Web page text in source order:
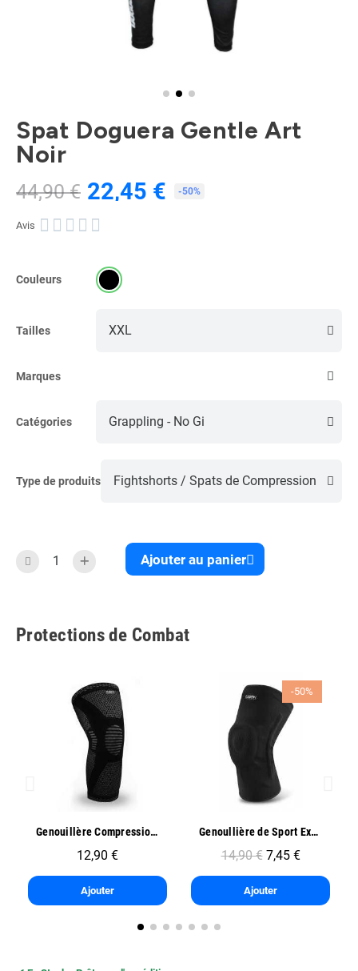
Spat Doguera Gentle Art
Noir
44,90 € 22,45 € -50%
Avis     
Couleurs
Tailles
Marques
Catégories
Type de produits
Ajouter au panier
Protections de Combat
Aperçu rapide Genouillère Compression Sport - Oben
12,90 €
Ajouter
Aperçu rapide
-50%
Genoullière de Sport Exo One - Oben
14,90 € 7,45 €
Ajouter